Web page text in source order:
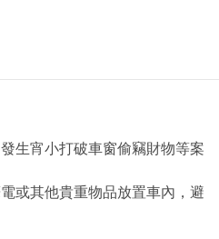
生宵小打破車窗偷竊財物等案
或其他貴重物品放置車內，避